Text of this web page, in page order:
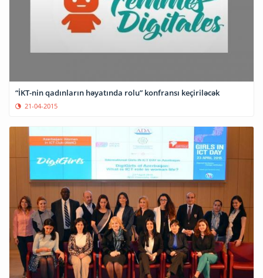
“İKT-nin qadınların həyatında rolu” konfransı keçiriləcək
21-04-2015